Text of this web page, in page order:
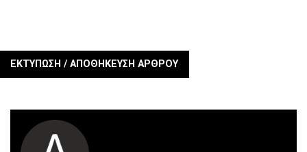
ΕΚΤΥΠΩΣΗ / ΑΠΟΘΗΚΕΥΣΗ ΑΡΘΡΟΥ